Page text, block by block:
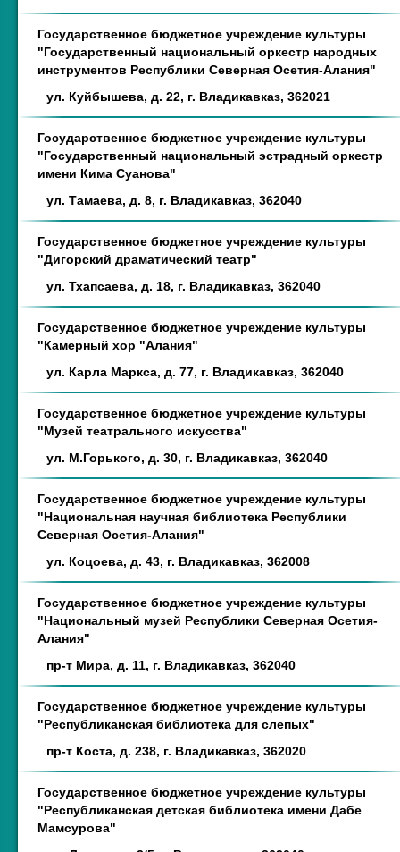
Государственное бюджетное учреждение культуры
"Государственный национальный оркестр народных
инструментов Республики Северная Осетия-Алания"
ул. Куйбышева, д. 22, г. Владикавказ, 362021
Государственное бюджетное учреждение культуры
"Государственный национальный эстрадный оркестр
имени Кима Суанова"
ул. Тамаева, д. 8, г. Владикавказ, 362040
Государственное бюджетное учреждение культуры
"Дигорский драматический театр"
ул. Тхапсаева, д. 18, г. Владикавказ, 362040
Государственное бюджетное учреждение культуры
"Камерный хор "Алания"
ул. Карла Маркса, д. 77, г. Владикавказ, 362040
Государственное бюджетное учреждение культуры
"Музей театрального искусства"
ул. М.Горького, д. 30, г. Владикавказ, 362040
Государственное бюджетное учреждение культуры
"Национальная научная библиотека Республики
Северная Осетия-Алания"
ул. Коцоева, д. 43, г. Владикавказ, 362008
Государственное бюджетное учреждение культуры
"Национальный музей Республики Северная Осетия-
Алания"
пр-т Мира, д. 11, г. Владикавказ, 362040
Государственное бюджетное учреждение культуры
"Республиканская библиотека для слепых"
пр-т Коста, д. 238, г. Владикавказ, 362020
Государственное бюджетное учреждение культуры
"Республиканская детская библиотека имени Дабе
Мамсурова"